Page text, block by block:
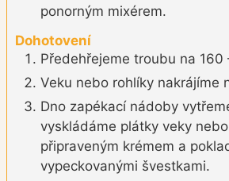
ponorným mixérem.
Dohotovení
Předehřejeme troubu na 160
Veku nebo rohlíky nakrájíme
Dno zapékací nádoby
vyskládáme plátky veky
připraveným krémem a
vypeckovanými švestkami.